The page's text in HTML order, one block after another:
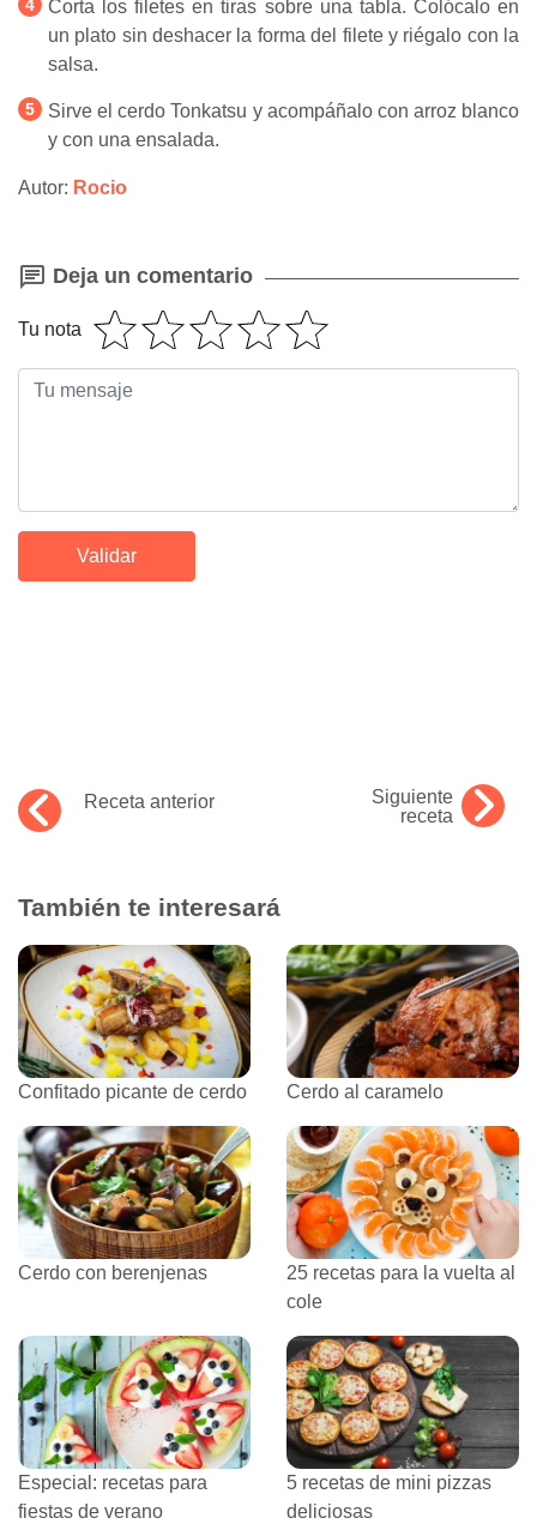
Corta los filetes en tiras sobre una tabla. Colócalo en
un plato sin deshacer la forma del filete y riégalo con la
salsa.
Sirve el cerdo Tonkatsu y acompáñalo con arroz blanco
y con una ensalada.
Autor: Rocio
Deja un comentario
Tu nota
Receta anterior
Siguiente
receta
También te interesará
Confitado picante de cerdo Cerdo al caramelo
Cerdo con berenjenas
25 recetas para la vuelta al
cole
Especial: recetas para
fiestas de verano
5 recetas de mini pizzas
deliciosas